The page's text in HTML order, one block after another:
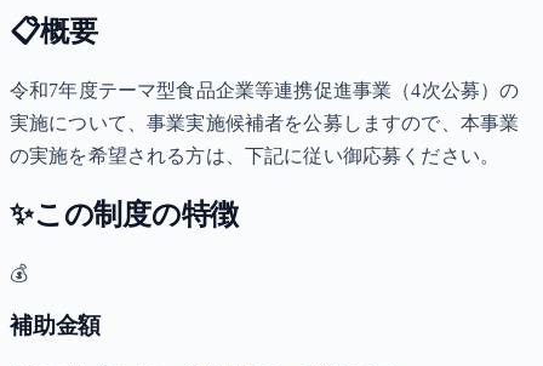
📋概要
令和7年度テーマ型食品企業等連携促進事業（4次公募）の
実施について、事業実施候補者を公募しますので、本事業
の実施を希望される方は、下記に従い御応募ください。
✨この制度の特徴
💰
補助金額